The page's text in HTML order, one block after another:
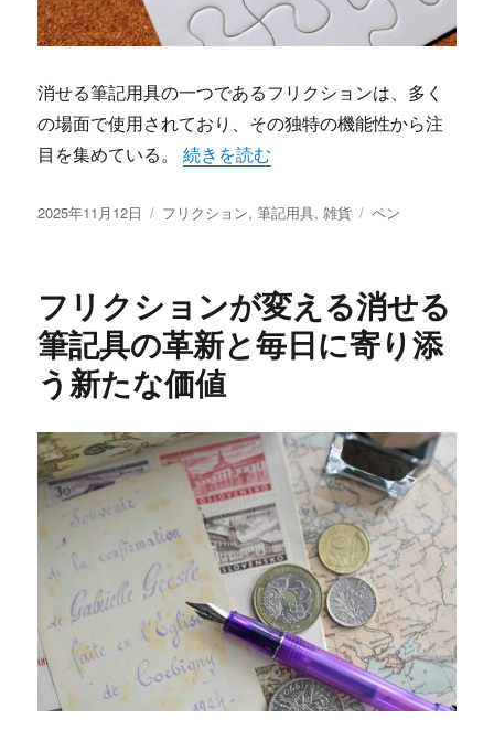
消せる筆記用具の一つであるフリクションは、多く
の場面で使用されており、その独特の機能性から注
目を集めている。“失敗も工夫も何度でもチャレンジで
続きを読む
投
2025年11月12日
カ
ー
フリクション,筆記用具,雑貨
タ
ペン
フリクションが変える消せる
筆記具の革新と毎日に寄り添
う新たな価値